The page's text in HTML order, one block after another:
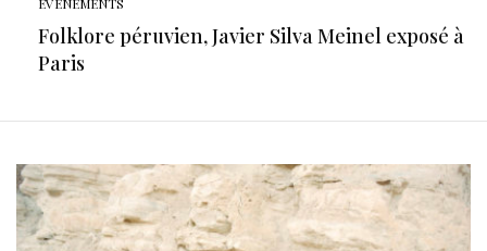
Folklore péruvien, Javier Silva Meinel exposé à
Paris